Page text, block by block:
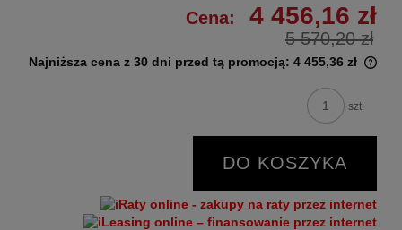
Cena: 4 456,16 zł
5 570,20 zł
Najniższa cena z 30 dni przed tą promocją: 4 455,36 zł
szt.
DO KOSZYKA